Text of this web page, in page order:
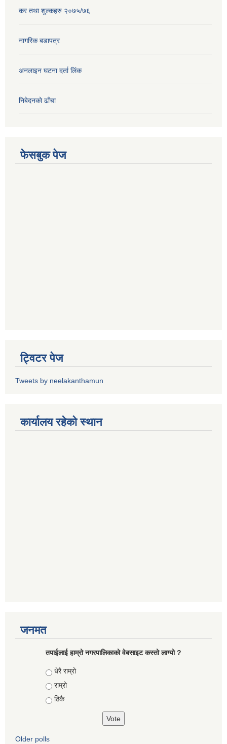
कर तथा शुल्कहरु २०७५/७६
नागरिक बडापत्र
अनलाइन घटना दर्ता लिंक
निबेदनको ढाँचा
फेसबुक पेज
ट्विटर पेज
Tweets by neelakanthamun
कार्यालय रहेको स्थान
जनमत
तपाईलाई हाम्रो नगरपालिकाको वेबसाइट कस्तो लाग्यो ?
Choices
धेरै राम्रो
राम्रो
ठिकै
Older polls